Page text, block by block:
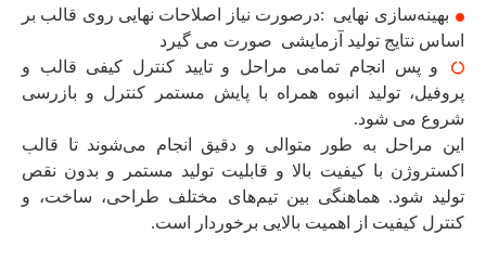
بهینه‌سازی نهایی :درصورت نیاز اصلاحات نهایی روی قالب بر
اساس نتایج تولید آزمایشی صورت می گیرد
و پس انجام تمامی مراحل و تایید کنترل کیفی قالب و
پروفیل، تولید انبوه همراه با پایش مستمر کنترل و بازرسی
شروع می شود.
این مراحل به طور متوالی و دقیق انجام می‌شوند تا قالب
اکستروژن با کیفیت بالا و قابلیت تولید مستمر و بدون نقص
تولید شود. هماهنگی بین تیم‌های مختلف طراحی، ساخت، و
کنترل کیفیت از اهمیت بالایی برخوردار است.